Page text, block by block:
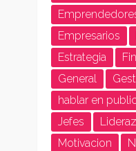
Empresarios
Estrategia
General
hablar en
Jefes
Motivacion